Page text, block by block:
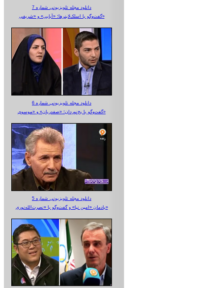
دانلود مجله تلویزیونی شماره 7
گفت‌وگو با اسلک‌لاینرها؛ «آبایی» و «شریفی»
دانلود مجله تلویزیونی شماره 6
گفت‌وگو با یخ‌نوردان؛ «صفدریان» و «موسوی»
دانلود مجله تلویزیونی شماره 5
یادمان «امین نیا» و گفت‌وگو با «نصرت‌الله‌نوری»